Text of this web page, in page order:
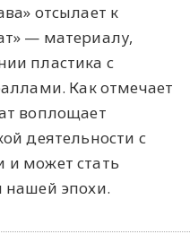
отсылает к
— материалу,
пластика с
Как отмечает
воплощает
деятельности с
может стать
нашей эпохи.